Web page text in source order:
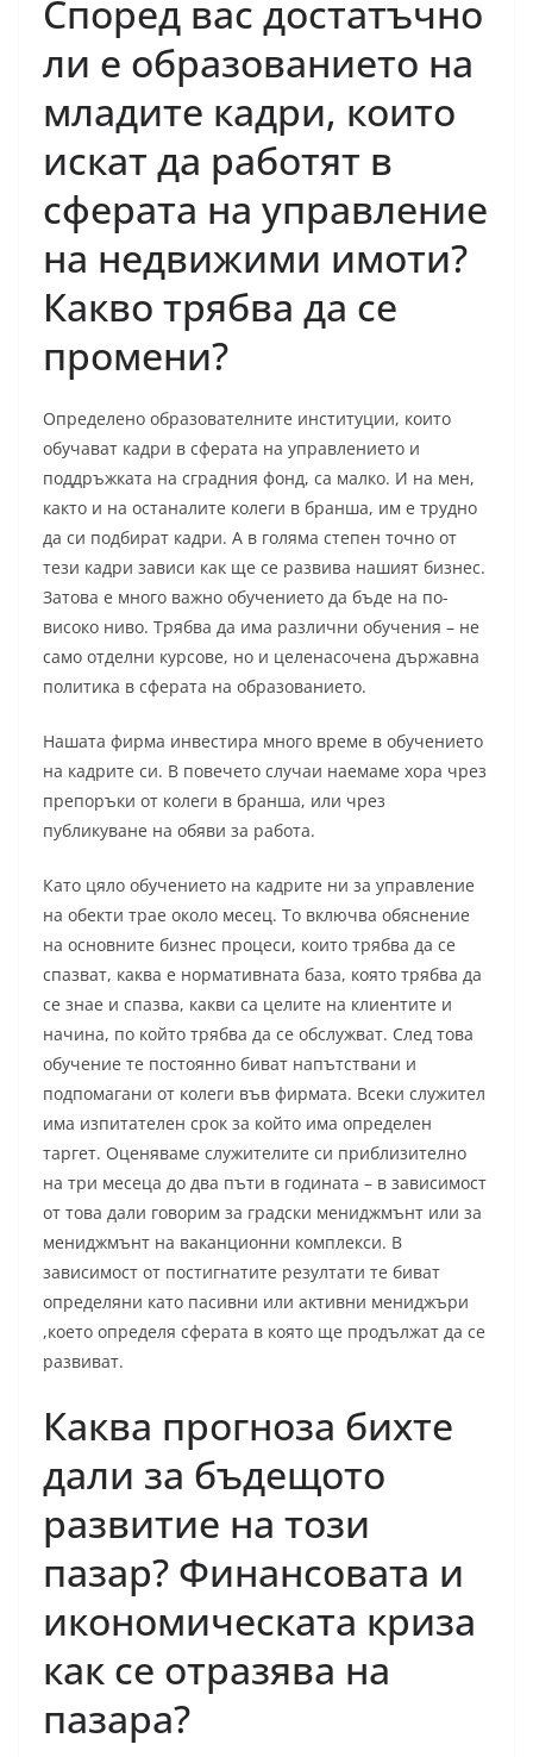
Според вас достатъчно
ли е образованието на
младите кадри, които
искат да работят в
сферата на управление
на недвижими имоти?
Какво трябва да се
промени?
Определено образователните институции, които
обучават кадри в сферата на управлението и
поддръжката на сградния фонд, са малко. И на мен,
както и на останалите колеги в бранша, им е трудно
да си подбират кадри. А в голяма степен точно от
тези кадри зависи как ще се развива нашият бизнес.
Затова е много важно обучението да бъде на по-
високо ниво. Трябва да има различни обучения – не
само отделни курсове, но и целенасочена държавна
политика в сферата на образованието.
Нашата фирма инвестира много време в обучението
на кадрите си. В повечето случаи наемаме хора чрез
препоръки от колеги в бранша, или чрез
публикуване на обяви за работа.
Като цяло обучението на кадрите ни за управление
на обекти трае около месец. То включва обяснение
на основните бизнес процеси, които трябва да се
спазват, каква е нормативната база, която трябва да
се знае и спазва, какви са целите на клиентите и
начина, по който трябва да се обслужват. След това
обучение те постоянно биват напътствани и
подпомагани от колеги във фирмата. Всеки служител
има изпитателен срок за който има определен
таргет. Оценяваме служителите си приблизително
на три месеца до два пъти в годината – в зависимост
от това дали говорим за градски мениджмънт или за
мениджмънт на ваканционни комплекси. В
зависимост от постигнатите резултати те биват
определяни като пасивни или активни мениджъри
,което определя сферата в която ще продължат да се
развиват.
Каква прогноза бихте
дали за бъдещото
развитие на този
пазар? Финансовата и
икономическата криза
как се отразява на
пазара?